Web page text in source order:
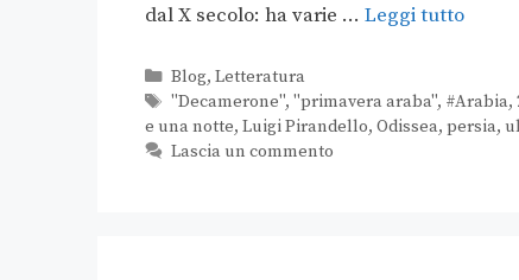
dal X secolo: ha varie … Leggi tutto
Blog, Letteratura
"Decamerone", "primavera araba", #Arabia,
e una notte, Luigi Pirandello, Odissea, persia,
Lascia un commento